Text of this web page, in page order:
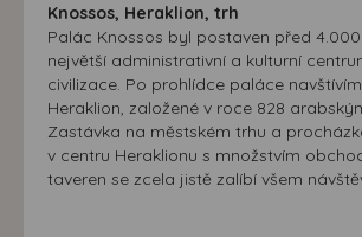
Knossos, Heraklion, trh
Palác Knossos byl postaven před
největší administrativní a kulturní
civilizace. Po prohlídce paláce
Heraklion, založené v roce 828
Zastávka na městském trhu a
v centru Heraklionu s množstvím
taveren se zcela jistě zalíbí všem